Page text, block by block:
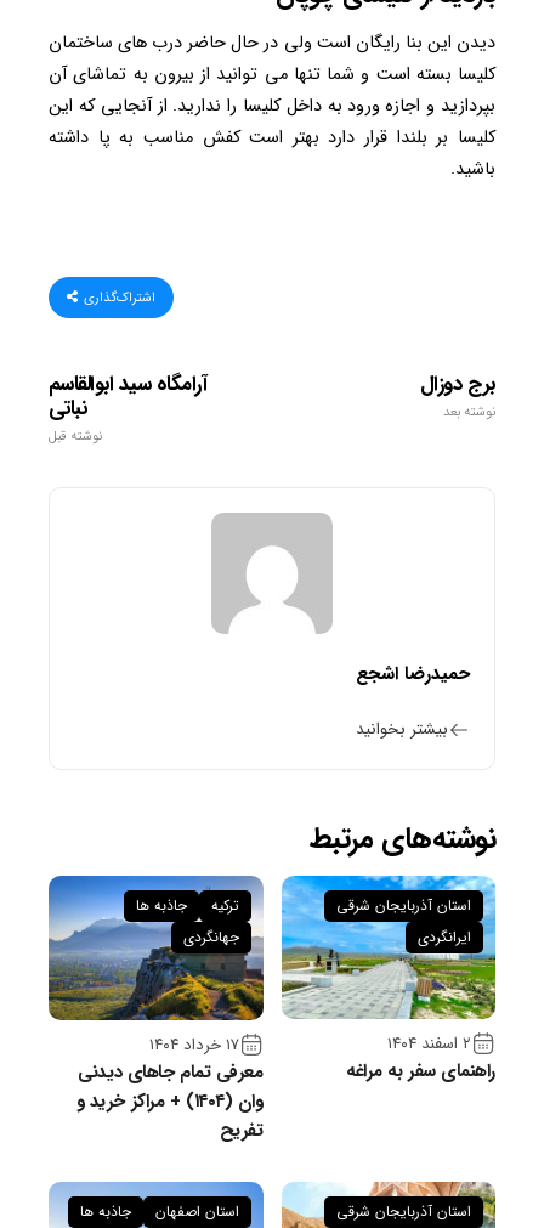
دیدن این بنا رایگان است ولی در حال حاضر درب های ساختمان
کلیسا بسته است و شما تنها می توانید از بیرون به تماشای آن
بپردازید و اجازه ورود به داخل کلیسا را ندارید. از آنجایی که این
کلیسا بر بلندا قرار دارد بهتر است کفش مناسب به پا داشته
باشید.
اشتراک‌گذاری
آرامگاه سید ابوالقاسم
نباتی
نوشته قبل
برج دوزال
نوشته بعد
حمیدرضا اشجع
بیشتر بخوانید
نوشته‌های مرتبط
۲ اسفند ۱۴۰۴
راهنمای سفر به مراغه
استان آذربایجان شرقی
ایرانگردی
۱۷ خرداد ۱۴۰۴
معرفی تمام جاهای دیدنی
وان (۱۴۰۴) + مراکز خرید و
تفریح
ترکیه
جاذبه ها
جهانگردی
استان آذربایجان شرقی
استان اصفهان جاذبه ها